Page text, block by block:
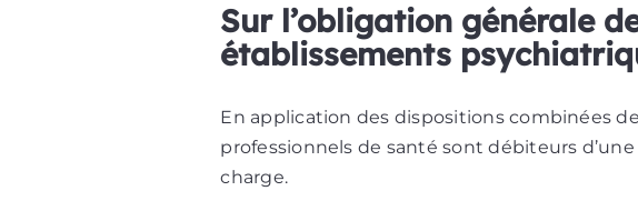
Sur l’obligation générale
établissements
En application des dispositions combinées
professionnels de santé sont débiteurs
charge.